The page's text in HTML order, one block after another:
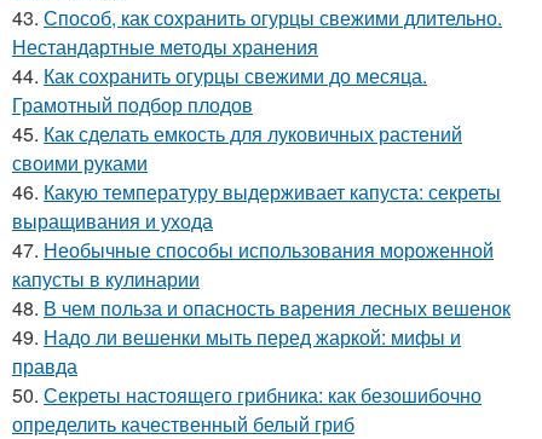
43. Способ, как сохранить огурцы свежими длительно.
Нестандартные методы хранения
44. Как сохранить огурцы свежими до месяца.
Грамотный подбор плодов
45. Как сделать емкость для луковичных растений
своими руками
46. Какую температуру выдерживает капуста: секреты
выращивания и ухода
47. Необычные способы использования мороженной
капусты в кулинарии
48. В чем польза и опасность варения лесных вешенок
49. Надо ли вешенки мыть перед жаркой: мифы и
правда
50. Секреты настоящего грибника: как безошибочно
определить качественный белый гриб